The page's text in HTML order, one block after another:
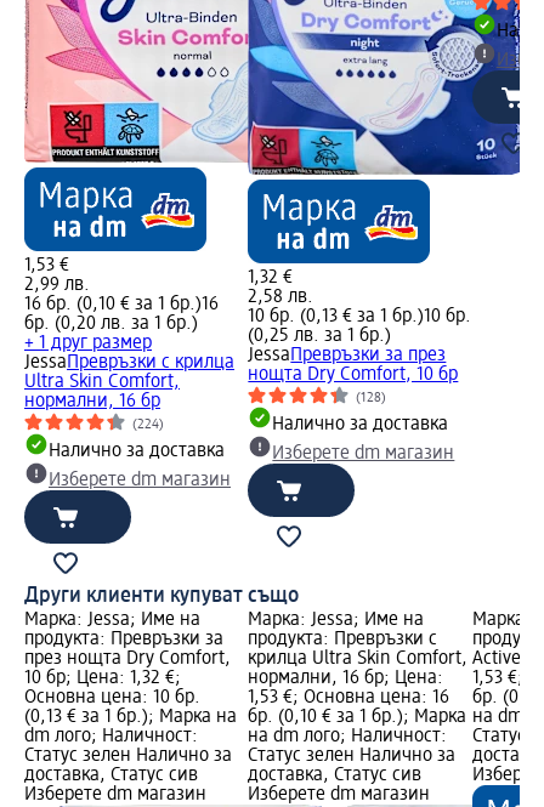
1,53 €
2,99 лв.
16 бр. (0,10 € за 1 бр.)16
бр. (0,20 лв. за 1 бр.)
+ 1 друг размер
JessaПревръзки с крилца
Ultra Skin Comfort,
нормални, 16 бр
(224)
Налично за доставка
Изберете dm магазин
1,32 €
2,58 лв.
10 бр. (0,13 € за 1 бр.)10 бр.
(0,25 лв. за 1 бр.)
JessaПревръзки за през
нощта Dry Comfort, 10 бр
(128)
Налично за доставка
Изберете dm магазин
Други клиенти купуват също
Марка: Jessa; Име на
продукта: Превръзки за
през нощта Dry Comfort,
10 бр; Цена: 1,32 €;
Основна цена: 10 бр.
(0,13 € за 1 бр.); Марка на
dm лого; Наличност:
Статус зелен Налично за
доставка, Статус сив
Изберете dm магазин
Марка: Jessa; Име на
продукта: Превръзки с
крилца Ultra Skin Comfort,
нормални, 16 бр; Цена:
1,53 €; Основна цена: 16
бр. (0,10 € за 1 бр.); Марка
на dm лого; Наличност:
Статус зелен Налично за
доставка, Статус сив
Изберете dm магазин
Марка:
Active
1,53 €;
бр.
на dm
Статус